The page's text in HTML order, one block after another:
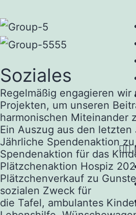
Soziales
Regelmäßig engagieren wir
Projekten, um unseren
harmonischen Miteinander
Ein Auszug aus den letzten
Jährliche Spendenaktion
Spendenaktion für das
Plätzchenaktion Hospiz
Plätzchenverkauf zu
sozialen Zweck für
die Tafel, ambulantes